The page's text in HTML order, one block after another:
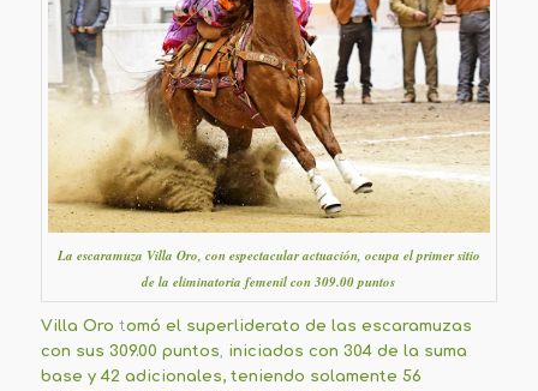
La escaramuza Villa Oro, con espectacular actuación, ocupa el primer sitio
de la eliminatoria femenil con 309.00 puntos
Villa Oro tomó el superliderato de las escaramuzas
con sus 309.00 puntos, iniciados con 304 de la suma
base y 42 adicionales, teniendo solamente 56